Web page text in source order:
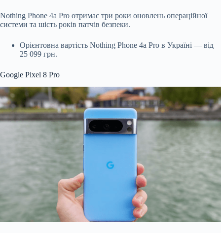
Nothing Phone 4a Pro отримає три роки оновлень операційної
системи та шість років патчів безпеки.
Орієнтовна вартість Nothing Phone 4a Pro в Україні — від
25 099 грн.
Google Pixel 8 Pro